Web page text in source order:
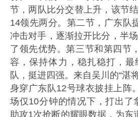
节，两队比分交替上升，该节
14领先两分。第二节，广东队
冲击对手，逐渐拉开比分，半
了领先优势。第三节和第四节
容，保持体力，稳扎稳打，最
队，挺进四强。来自吴川的“湛
身穿广东队12号球衣披挂上阵
场仅10分钟的情况下，打出了
助攻1次抢断的耀眼数据，为东